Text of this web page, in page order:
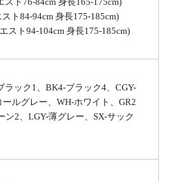
ト84-94cm 身長175-185cm)
スト94-104cm 身長175-185cm)
ラック1、BK4-ブラック4、CGY-
ールグレー、WH-ホワイト、GR2
ン2、LGY-薄グレー、SX-サック